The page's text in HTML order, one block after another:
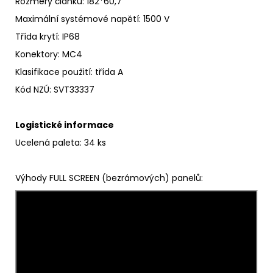
Maximální systémové napětí: 1500 V
Třída krytí: IP68
Konektory: MC4
Klasifikace použití: třída A
Kód NZÚ: SVT33337
Logistické informace
Ucelená paleta: 34 ks
Výhody FULL SCREEN (bezrámových) panelů: